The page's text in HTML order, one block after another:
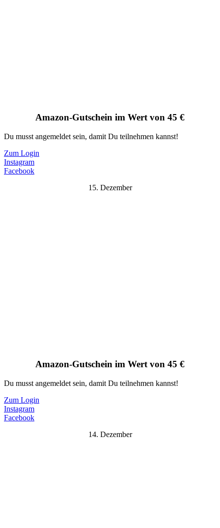
Amazon-Gutschein im Wert von 45 €
Du musst angemeldet sein, damit Du teilnehmen kannst!
Zum Login
Instagram
Facebook
15. Dezember
Amazon-Gutschein im Wert von 45 €
Du musst angemeldet sein, damit Du teilnehmen kannst!
Zum Login
Instagram
Facebook
14. Dezember